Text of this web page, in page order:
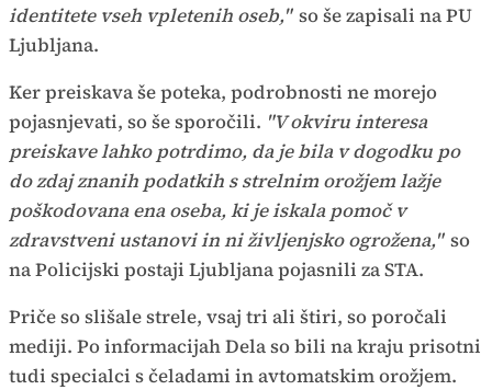
identitete vseh vpletenih oseb," so še zapisali na PU
Ljubljana.
Ker preiskava še poteka, podrobnosti ne morejo
pojasnjevati, so še sporočili. "V okviru interesa
preiskave lahko potrdimo, da je bila v dogodku po
do zdaj znanih podatkih s strelnim orožjem lažje
poškodovana ena oseba, ki je iskala pomoč v
zdravstveni ustanovi in ni življenjsko ogrožena," so
na Policijski postaji Ljubljana pojasnili za STA.
Priče so slišale strele, vsaj tri ali štiri, so poročali
mediji. Po informacijah Dela so bili na kraju prisotni
tudi specialci s čeladami in avtomatskim orožjem.